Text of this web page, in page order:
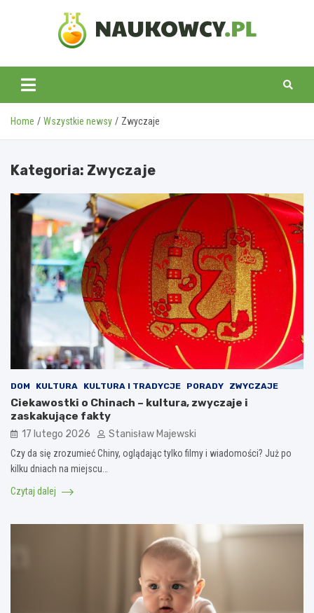
naukowcy.pl
Home Wszystkie newsy Zwyczaje
Kategoria: Zwyczaje
DOM KULTURA KULTURA I TRADYCJE PORADY ZWYCZAJE
Ciekawostki o Chinach – kultura, zwyczaje i
zaskakujące fakty
17 lutego 2026 Stanisław Majewski
Czy da się zrozumieć Chiny, oglądając tylko filmy i wiadomości? Już po
kilku dniach na miejscu…
Czytaj dalej